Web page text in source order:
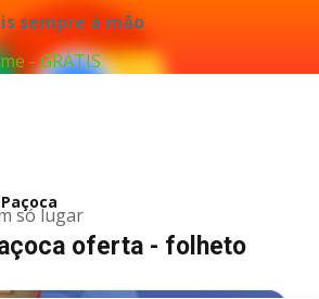
sempre à mão
- GRÁTIS
só lugar
oferta - folheto